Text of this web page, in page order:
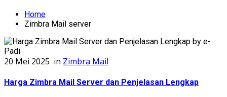
Home
Zimbra Mail server
20 Mei 2025 in Zimbra Mail
Harga Zimbra Mail Server dan Penjelasan Lengkap